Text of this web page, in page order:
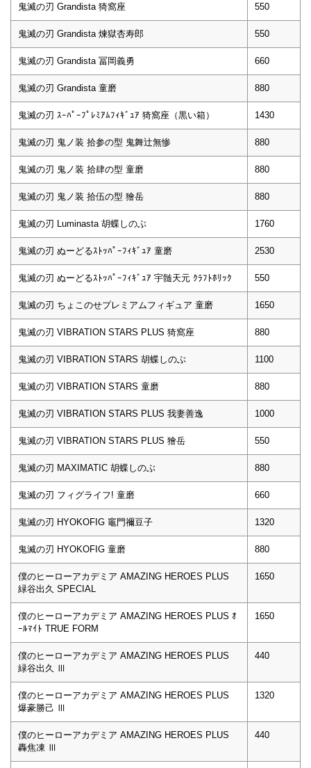
鬼滅の刃 Grandista 猗窩座 550
鬼滅の刃 Grandista 煉獄杏寿郎 550
鬼滅の刃 Grandista 冨岡義勇 660
鬼滅の刃 Grandista 童磨 880
鬼滅の刃 ｽｰﾊﾟｰﾌﾟﾚﾐｱﾑﾌｨｷﾞｭｱ 猗窩座（黒い箱） 1430
鬼滅の刃 鬼ノ装 拾参の型 鬼舞辻無惨 880
鬼滅の刃 鬼ノ装 拾肆の型 童磨 880
鬼滅の刃 鬼ノ装 拾伍の型 獪岳 880
鬼滅の刃 Luminasta 胡蝶しのぶ 1760
鬼滅の刃 ぬーどるｽﾄｯﾊﾟｰﾌｨｷﾞｭｱ 童磨 2530
鬼滅の刃 ぬーどるｽﾄｯﾊﾟｰﾌｨｷﾞｭｱ 宇髄天元 ｸﾗﾌﾄﾎﾘｯｸ 550
鬼滅の刃 ちょこのせプレミアムフィギュア 童磨 1650
鬼滅の刃 VIBRATION STARS PLUS 猗窩座 880
鬼滅の刃 VIBRATION STARS 胡蝶しのぶ 1100
鬼滅の刃 VIBRATION STARS 童磨 880
鬼滅の刃 VIBRATION STARS PLUS 我妻善逸 1000
鬼滅の刃 VIBRATION STARS PLUS 獪岳 550
鬼滅の刃 MAXIMATIC 胡蝶しのぶ 880
鬼滅の刃 フィグライフ! 童磨 660
鬼滅の刃 HYOKOFIG 竈門禰豆子 1320
鬼滅の刃 HYOKOFIG 童磨 880
僕のヒーローアカデミア AMAZING HEROES PLUS
緑谷出久 SPECIAL
1650
僕のヒーローアカデミア AMAZING HEROES PLUS ｵ
ｰﾙﾏｲﾄ TRUE FORM
1650
僕のヒーローアカデミア AMAZING HEROES PLUS
緑谷出久 Ⅲ
440
僕のヒーローアカデミア AMAZING HEROES PLUS
爆豪勝己 Ⅲ
1320
僕のヒーローアカデミア AMAZING HEROES PLUS
轟焦凍 Ⅲ
440